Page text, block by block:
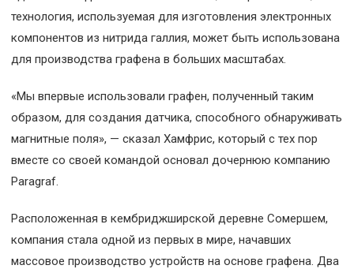
технология, используемая для изготовления электронных
компонентов из нитрида галлия, может быть использована
для производства графена в больших масштабах.
«Мы впервые использовали графен, полученный таким
образом, для создания датчика, способного обнаруживать
магнитные поля», — сказал Хамфрис, который с тех пор
вместе со своей командой основал дочернюю компанию
Paragraf.
Расположенная в кембриджширской деревне Сомершем,
компания стала одной из первых в мире, начавших
массовое производство устройств на основе графена. Два